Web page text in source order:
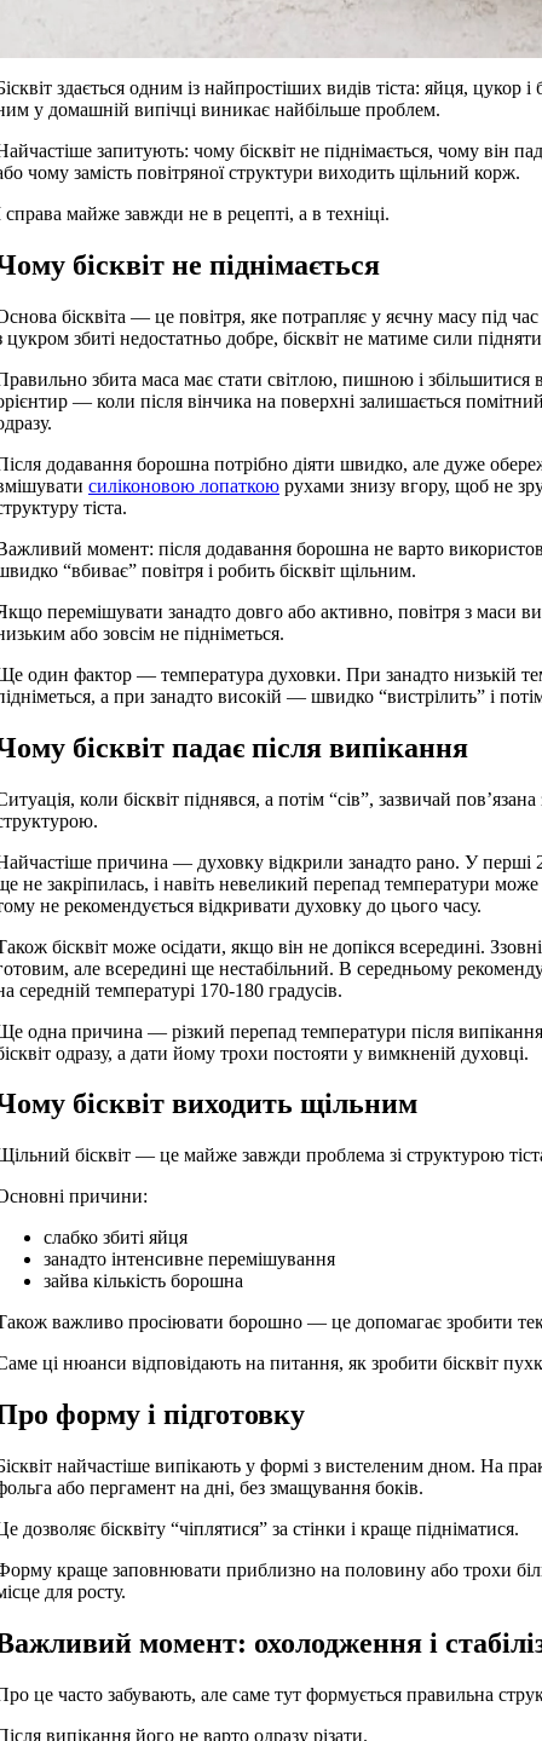
здається одним із найпростіших видів тіста: яйця, цукор
у домашній випічці виникає найбільше проблем.
запитують: чому бісквіт не піднімається, чому він
чому замість повітряної структури виходить щільний корж.
справа майже завжди не в рецепті, а в техніці.
бісквіт не піднімається
бісквіта — це повітря, яке потрапляє у яєчну масу під
цукром збиті недостатньо добре, бісквіт не матиме сили
збита маса має стати світлою, пишною і збільшитися
— коли після вінчика на поверхні залишається
додавання борошна потрібно діяти швидко, але дуже
силіконовою лопаткою рухами знизу вгору, щоб не
тіста.
момент: після додавання борошна не варто
“вбиває” повітря і робить бісквіт щільним.
перемішувати занадто довго або активно, повітря з маси
або зовсім не підніметься.
один фактор — температура духовки. При занадто низькій
а при занадто високій — швидко “вистрілить” і
бісквіт падає після випікання
коли бісквіт піднявся, а потім “сів”, зазвичай
причина — духовку відкрили занадто рано. У перші
не закріпилась, і навіть невеликий перепад температури може
не рекомендується відкривати духовку до цього часу.
бісквіт може осідати, якщо він не допікся всередині.
але всередині ще нестабільний. В середньому
середній температурі 170-180 градусів.
одна причина — різкий перепад температури після
одразу, а дати йому трохи постояти у вимкненій духовці.
бісквіт виходить щільним
бісквіт — це майже завжди проблема зі структурою
причини:
слабко збиті яйця
занадто інтенсивне перемішування
зайва кількість борошна
важливо просіювати борошно — це допомагає зробити
ці нюанси відповідають на питання, як зробити бісквіт
форму і підготовку
найчастіше випікають у формі з вистеленим дном. На
або пергамент на дні, без змащування боків.
дозволяє бісквіту “чіплятися” за стінки і краще підніматися.
краще заповнювати приблизно на половину або трохи
для росту.
момент: охолодження і
це часто забувають, але саме тут формується правильна
випікання його не варто одразу різати.